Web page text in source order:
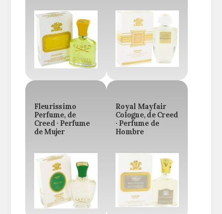
Fleurissimo
Perfume, de
Creed · Perfume
de Mujer
Royal Mayfair
Cologne, de Creed
· Perfume de
Hombre